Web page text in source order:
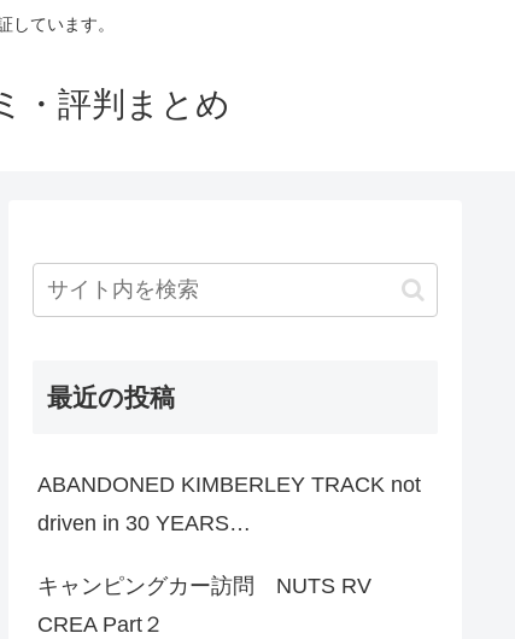
ています。
・評判まとめ
最近の投稿
ABANDONED KIMBERLEY TRACK not
driven in 30 YEARS…
キャンピングカー訪問 NUTS RV
CREA Part２